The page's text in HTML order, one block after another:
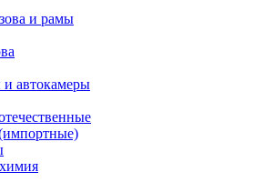
и рамы
автокамеры